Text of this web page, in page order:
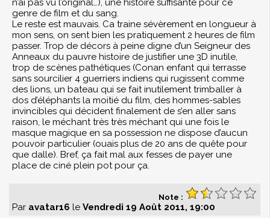
n’ai pas vu l’original…), une histoire suffisante pour ce
genre de film et du sang.
Le reste est mauvais. Ca traine sévèrement en longueur à
mon sens, on sent bien les pratiquement 2 heures de film
passer. Trop de décors à peine digne d’un Seigneur des
Anneaux du pauvre histoire de justifier une 3D inutile,
trop de scènes pathétiques (Conan enfant qui terrasse
sans sourcilier 4 guerriers indiens qui rugissent comme
des lions, un bateau qui se fait inutilement trimballer à
dos d’éléphants la moitié du film, des hommes-sables
invincibles qui décident finalement de s’en aller sans
raison, le méchant très très méchant qui une fois le
masque magique en sa possession ne dispose d’aucun
pouvoir particulier (ouais plus de 20 ans de quête pour
que dalle). Bref, ça fait mal aux fesses de payer une
place de ciné plein pot pour ça.
Note :
Par avatar16 le Vendredi 19 Août 2011, 19:00